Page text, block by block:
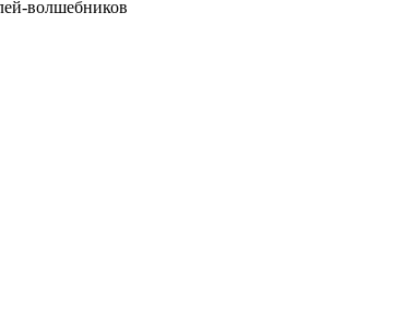
волшебников